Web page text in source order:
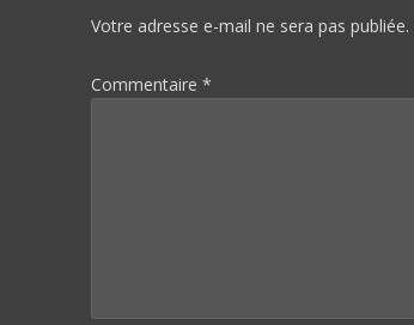
Votre adresse e-mail ne sera pas publiée.
Commentaire *